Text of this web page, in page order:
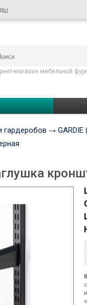
магазин мебельной
гардеробов